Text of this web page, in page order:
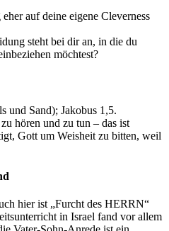
auf deine eigene Cleverness
steht bei dir an, in die du
möchtest?
und Sand); Jakobus 1,5.
hören und zu tun – das ist
Gott um Weisheit zu bitten, weil
hier ist „Furcht des HERRN“
in Israel fand vor allem